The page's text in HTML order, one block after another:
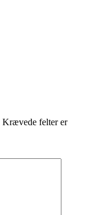
Krævede felter er